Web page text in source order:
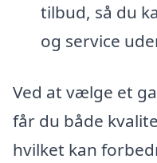
tilbud, så du
og service
Ved at vælge et
får du både
hvilket kan